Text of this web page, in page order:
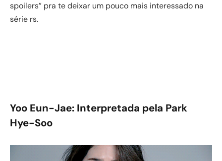
spoilers” pra te deixar um pouco mais interessado na
série rs.
Yoo Eun-Jae: Interpretada pela Park
Hye-Soo